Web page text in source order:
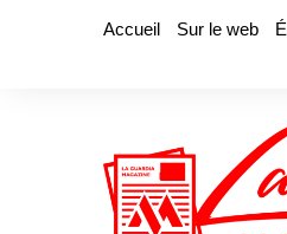
Accueil Sur le web